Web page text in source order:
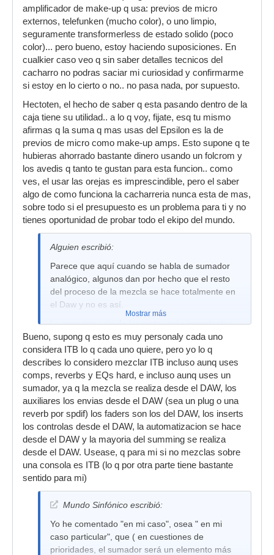
amplificador de make-up q usa: previos de micro
externos, telefunken (mucho color), o uno limpio,
seguramente transformerless de estado solido (poco
color)... pero bueno, estoy haciendo suposiciones. En
cualkier caso veo q sin saber detalles tecnicos del
cacharro no podras saciar mi curiosidad y confirmarme
si estoy en lo cierto o no.. no pasa nada, por supuesto.
Hectoten, el hecho de saber q esta pasando dentro de la
caja tiene su utilidad.. a lo q voy, fijate, esq tu mismo
afirmas q la suma q mas usas del Epsilon es la de
previos de micro como make-up amps. Esto supone q te
hubieras ahorrado bastante dinero usando un folcrom y
los avedis q tanto te gustan para esta funcion.. como
ves, el usar las orejas es imprescindible, pero el saber
algo de como funciona la cacharreria nunca esta de mas,
sobre todo si el presupuesto es un problema para ti y no
tienes oportunidad de probar todo el ekipo del mundo.
Alguien escribió:
Parece que aquí cuando se habla de sumador
analógico, algunos dan por hecho que el resto
del proceso de la mezcla se hace totalmente en
el Daw y no es así.
La gran mayoría de las pistas más importantes
de las mezclas que hago, son procesadas por
hardware externo de calidad y utilizando así muy
pocos plugins.
Mostrar más
Bueno, supong q esto es muy personaly cada uno
considera ITB lo q cada uno quiere, pero yo lo q
describes lo considero mezclar ITB incluso aunq uses
comps, reverbs y EQs hard, e incluso aunq uses un
sumador, ya q la mezcla se realiza desde el DAW, los
auxiliares los envias desde el DAW (sea un plug o una
reverb por spdif) los faders son los del DAW, los inserts
los controlas desde el DAW, la automatizacion se hace
desde el DAW y la mayoria del summing se realiza
desde el DAW. Usease, q para mi si no mezclas sobre
una consola es ITB (lo q por otra parte tiene bastante
sentido para mi)
Mundo Sinfónico escribió:
Yo he comentado "en mi caso", osea " en mi
caso particular", que ( en cuestiones de
prioridades, el sumador será un elemento más